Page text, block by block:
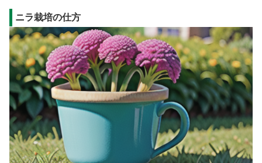
ニラ栽培の仕方